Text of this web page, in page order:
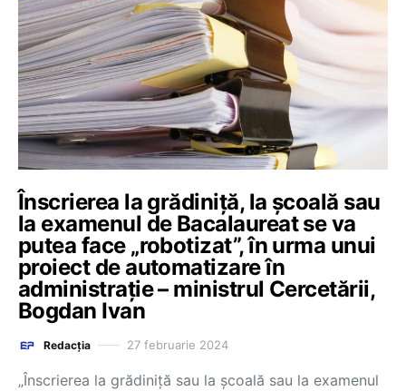
Înscrierea la grădiniță, la școală sau
la examenul de Bacalaureat se va
putea face „robotizat”, în urma unui
proiect de automatizare în
administrație – ministrul Cercetării,
Bogdan Ivan
Redacția 27 februarie 2024
„Înscrierea la grădiniță sau la școală sau la examenul